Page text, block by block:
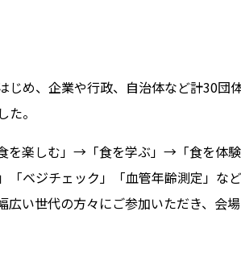
じめ、企業や行政、自治体など計30団
。
を楽しむ」→「食を学ぶ」→「食を体験
「ベジチェック」「血管年齢測定」な
広い世代の方々にご参加いただき、会